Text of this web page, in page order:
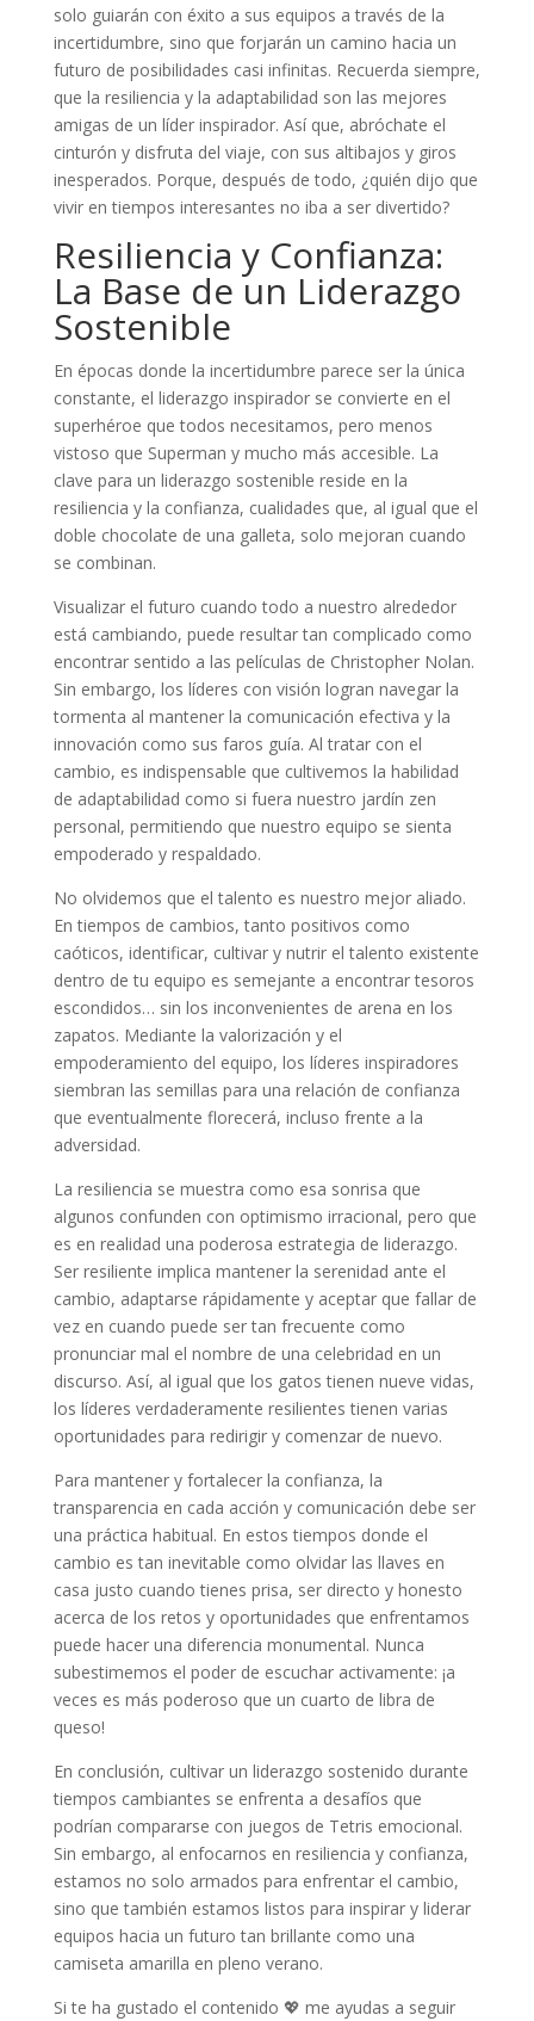
solo guiarán con éxito a sus equipos a través de la
incertidumbre, sino que forjarán un camino hacia un
futuro de posibilidades casi infinitas. Recuerda siempre,
que la resiliencia y la adaptabilidad son las mejores
amigas de un líder inspirador. Así que, abróchate el
cinturón y disfruta del viaje, con sus altibajos y giros
inesperados. Porque, después de todo, ¿quién dijo que
vivir en tiempos interesantes no iba a ser divertido?
Resiliencia y Confianza:
La Base de un Liderazgo
Sostenible
En épocas donde la incertidumbre parece ser la única
constante, el liderazgo inspirador se convierte en el
superhéroe que todos necesitamos, pero menos
vistoso que Superman y mucho más accesible. La
clave para un liderazgo sostenible reside en la
resiliencia y la confianza, cualidades que, al igual que el
doble chocolate de una galleta, solo mejoran cuando
se combinan.
Visualizar el futuro cuando todo a nuestro alrededor
está cambiando, puede resultar tan complicado como
encontrar sentido a las películas de Christopher Nolan.
Sin embargo, los líderes con visión logran navegar la
tormenta al mantener la comunicación efectiva y la
innovación como sus faros guía. Al tratar con el
cambio, es indispensable que cultivemos la habilidad
de adaptabilidad como si fuera nuestro jardín zen
personal, permitiendo que nuestro equipo se sienta
empoderado y respaldado.
No olvidemos que el talento es nuestro mejor aliado.
En tiempos de cambios, tanto positivos como
caóticos, identificar, cultivar y nutrir el talento existente
dentro de tu equipo es semejante a encontrar tesoros
escondidos… sin los inconvenientes de arena en los
zapatos. Mediante la valorización y el
empoderamiento del equipo, los líderes inspiradores
siembran las semillas para una relación de confianza
que eventualmente florecerá, incluso frente a la
adversidad.
La resiliencia se muestra como esa sonrisa que
algunos confunden con optimismo irracional, pero que
es en realidad una poderosa estrategia de liderazgo.
Ser resiliente implica mantener la serenidad ante el
cambio, adaptarse rápidamente y aceptar que fallar de
vez en cuando puede ser tan frecuente como
pronunciar mal el nombre de una celebridad en un
discurso. Así, al igual que los gatos tienen nueve vidas,
los líderes verdaderamente resilientes tienen varias
oportunidades para redirigir y comenzar de nuevo.
Para mantener y fortalecer la confianza, la
transparencia en cada acción y comunicación debe ser
una práctica habitual. En estos tiempos donde el
cambio es tan inevitable como olvidar las llaves en
casa justo cuando tienes prisa, ser directo y honesto
acerca de los retos y oportunidades que enfrentamos
puede hacer una diferencia monumental. Nunca
subestimemos el poder de escuchar activamente: ¡a
veces es más poderoso que un cuarto de libra de
queso!
En conclusión, cultivar un liderazgo sostenido durante
tiempos cambiantes se enfrenta a desafíos que
podrían compararse con juegos de Tetris emocional.
Sin embargo, al enfocarnos en resiliencia y confianza,
estamos no solo armados para enfrentar el cambio,
sino que también estamos listos para inspirar y liderar
equipos hacia un futuro tan brillante como una
camiseta amarilla en pleno verano.
Si te ha gustado el contenido 💖 me ayudas a seguir